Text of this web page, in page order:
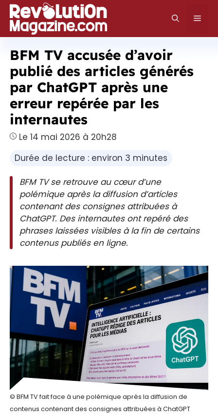
Aller
au
contenu
BFM TV accusée d’avoir
publié des articles générés
par ChatGPT après une
erreur repérée par les
internautes
Le 14 mai 2026 à 20h28
Durée de lecture : environ 3 minutes
BFM TV se retrouve au cœur d’une
polémique après la diffusion d’articles
contenant des consignes attribuées à
ChatGPT. Des internautes ont repéré des
phrases laissées visibles à la fin de certains
contenus publiés en ligne.
© BFM TV fait face à une polémique après la diffusion de
contenus contenant des consignes attribuées à ChatGPT